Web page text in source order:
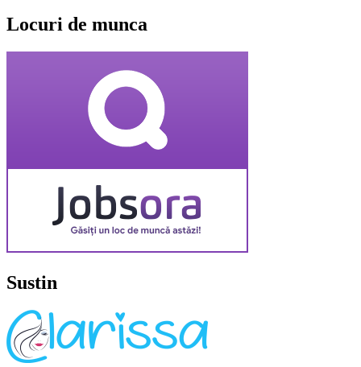
Locuri de munca
Sustin